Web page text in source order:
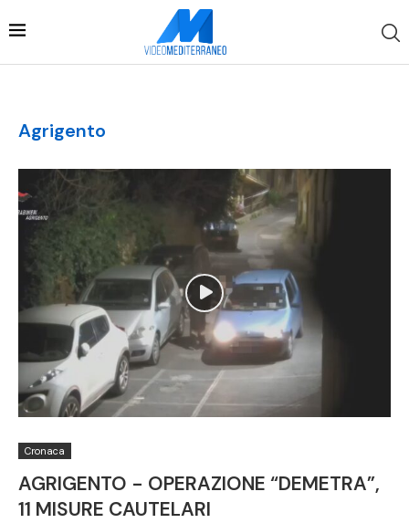
Agrigento
Cronaca
AGRIGENTO - OPERAZIONE “DEMETRA”,
11 MISURE CAUTELARI